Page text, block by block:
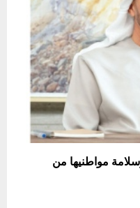
مواطنيها من